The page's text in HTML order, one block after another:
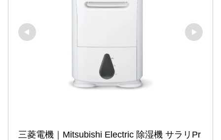
三菱電機｜Mitsubishi Electric 除湿機 サラリPr